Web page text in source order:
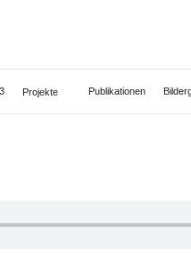
Projekte Publikationen